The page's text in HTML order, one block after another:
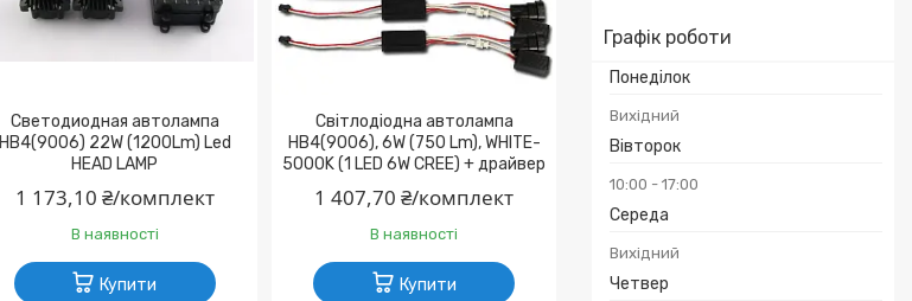
Графік роботи
Понеділок
Вихідний
Вівторок
10:00 17:00
Середа
Вихідний
Четвер
Светодиодная автолампа
HB4(9006) 22W (1200Lm) Led
HEAD LAMP
1 173,10 ₴/комплект
В наявності
Купити
Світлодіодна автолампа
HB4(9006), 6W (750 Lm), WHITE-
5000K (1 LED 6W CREE) + драйвер
1 407,70 ₴/комплект
В наявності
Купити